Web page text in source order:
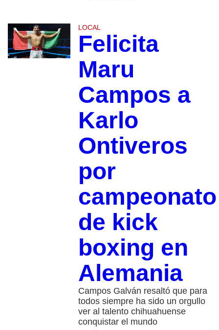
LOCAL
Felicita
Maru
Campos a
Karlo
Ontiveros
por
campeonato
de kick
boxing en
Alemania
Campos Galván resaltó que para
todos siempre ha sido un orgullo
ver al talento chihuahuense
conquistar el mundo